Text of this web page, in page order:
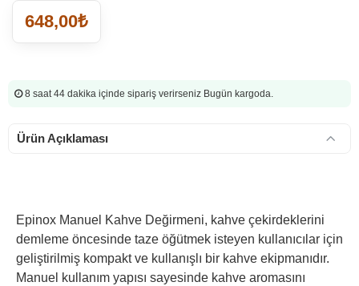
648,00₺
8 saat 44 dakika içinde sipariş verirseniz Bugün kargoda.
Ürün Açıklaması
Epinox Manuel Kahve Değirmeni, kahve çekirdeklerini
demleme öncesinde taze öğütmek isteyen kullanıcılar için
geliştirilmiş kompakt ve kullanışlı bir kahve ekipmanıdır.
Manuel kullanım yapısı sayesinde kahve aromasını